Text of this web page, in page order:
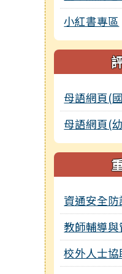
小紅書專區
母語網頁(
母語網頁(
資通安全
教師輔導
校外人士